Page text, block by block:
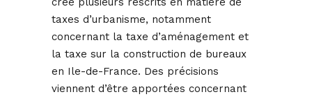
taxes d’urbanisme, notamment
concernant la taxe d’aménagement et
la taxe sur la construction de bureaux
en Ile-de-France. Des précisions
viennent d’être apportées concernant